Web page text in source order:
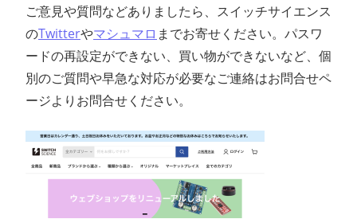
ン
ご意見や質問などありましたら、スイッチサイエンス
のTwitterやマシュマロ までお寄せください。パスワ
ードの再設定ができない、買い物ができないなど、個
別のご質問や早急な対応が必要なご連絡はお問合せペ
ージよりお問合せください。